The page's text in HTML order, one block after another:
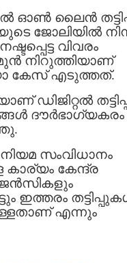
ഓൺ ലൈൻ
ജോലിയിൽ
വിവരം
നിറുത്തിയാണ്
കേസ് എടുത്തത്.
ഡിജിറ്റൽ
ദ‍ൗർഭാഗ്യകരം
സംവിധാനം
കേന്ദ്ര
ഇത്തരം
എന്നും